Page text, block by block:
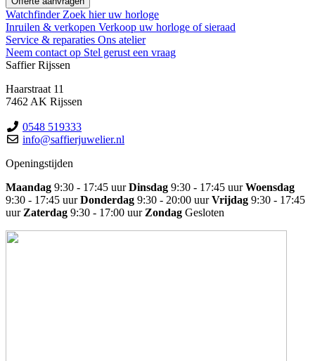
Watchfinder Zoek hier uw horloge
Inruilen & verkopen Verkoop uw horloge of sieraad
Service & reparaties Ons atelier
Neem contact op Stel gerust een vraag
Saffier Rijssen
Haarstraat 11
7462 AK Rijssen
0548 519333
info@saffierjuwelier.nl
Openingstijden
Maandag 9:30 - 17:45 uur Dinsdag 9:30 - 17:45 uur Woensdag
9:30 - 17:45 uur Donderdag 9:30 - 20:00 uur Vrijdag 9:30 - 17:45
uur Zaterdag 9:30 - 17:00 uur Zondag Gesloten